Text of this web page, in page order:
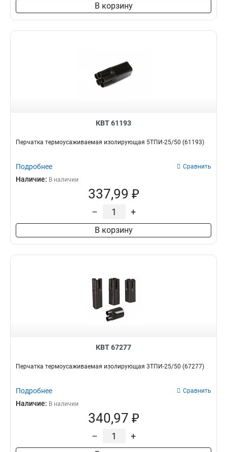
В корзину
КВТ 61193
Перчатка термоусаживаемая изолирующая 5ТПИ-25/50 (61193)
Подробнее Сравнить
Наличие: В наличии
337,99 ₽
– +
В корзину
КВТ 67277
Перчатка термоусаживаемая изолирующая 3ТПИ-25/50 (67277)
Подробнее Сравнить
Наличие: В наличии
340,97 ₽
– +